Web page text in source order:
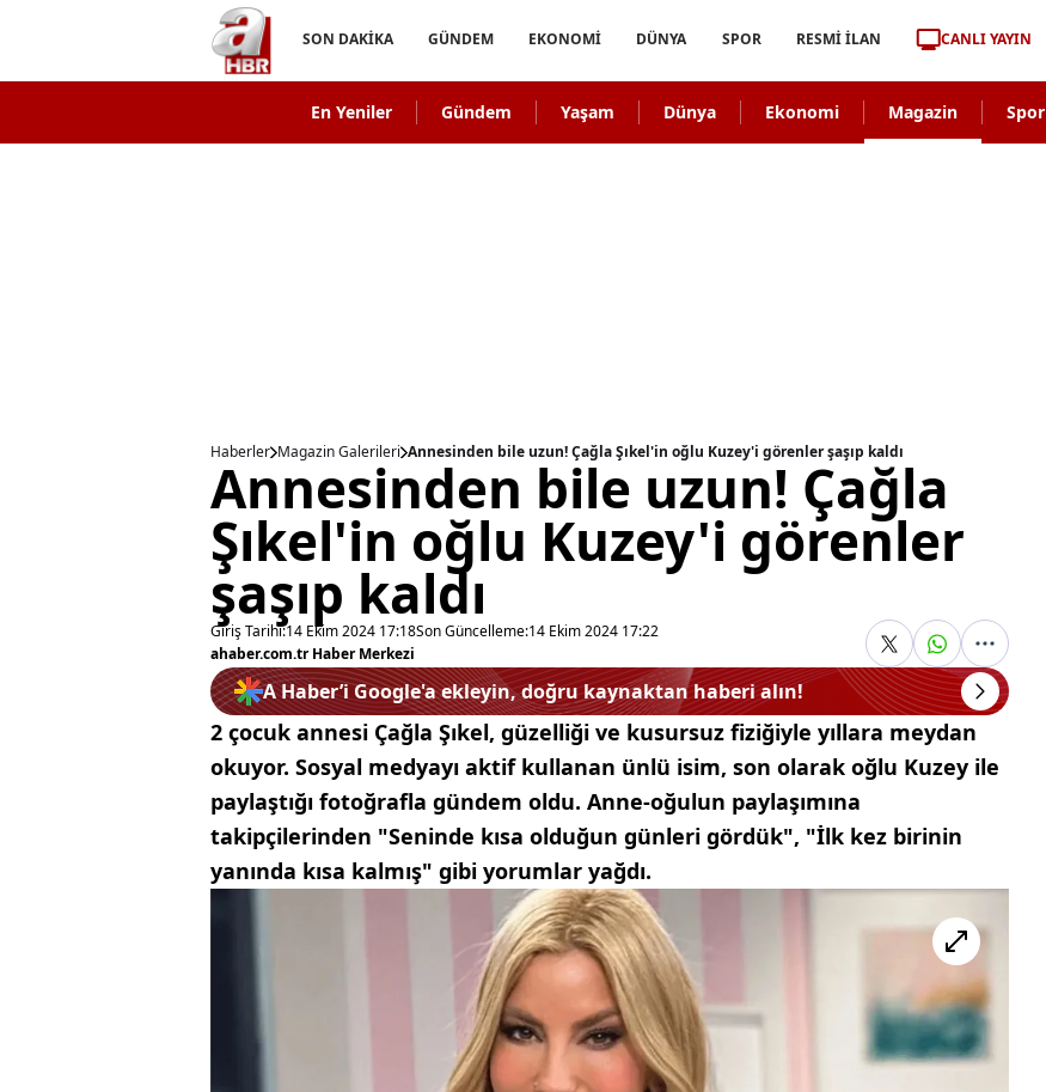
SON DAKİKA GÜNDEM EKONOMİ DÜNYA SPOR RESMİ İLAN CANLI YAYIN
En Yeniler Gündem Yaşam Dünya Ekonomi Magazin Spor
Haberler Magazin Galerileri Annesinden bile uzun! Çağla Şıkel'in oğlu Kuzey'i görenler şaşıp kaldı
Annesinden bile uzun! Çağla
Şıkel'in oğlu Kuzey'i görenler
şaşıp kaldı
Giriş Tarihi:14 Ekim 2024 17:18Son Güncelleme:14 Ekim 2024 17:22
ahaber.com.tr Haber Merkezi
A Haber’i Google'a ekleyin, doğru kaynaktan haberi alın!
2 çocuk annesi Çağla Şıkel, güzelliği ve kusursuz fiziğiyle yıllara meydan
okuyor. Sosyal medyayı aktif kullanan ünlü isim, son olarak oğlu Kuzey ile
paylaştığı fotoğrafla gündem oldu. Anne-oğulun paylaşımına
takipçilerinden "Seninde kısa olduğun günleri gördük", "İlk kez birinin
yanında kısa kalmış" gibi yorumlar yağdı.